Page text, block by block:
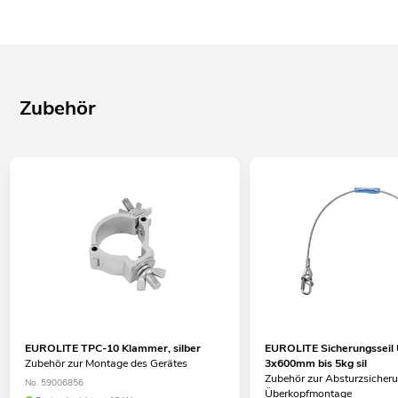
Zubehör
EUROLITE TPC-10 Klammer, silber
Zubehör zur Montage des Gerätes
No. 59006856
EUROLITE Sicherungsseil
3x600mm bis 5kg sil
Zubehör zur
Überkopfmontage